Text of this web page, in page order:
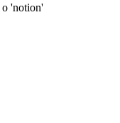
o 'notion'